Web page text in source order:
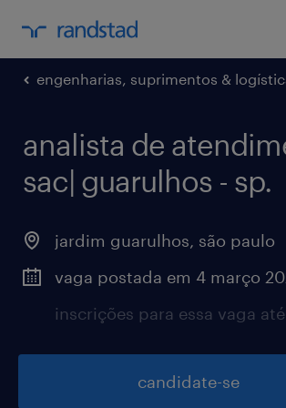
engenharias, suprimentos &
analista de
sac| guarulhos - sp.
jardim guarulhos, são paulo
vaga postada em 4 março
candidate-se